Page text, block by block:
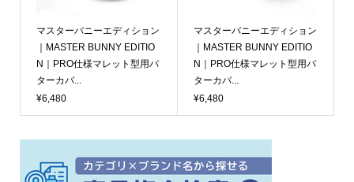
マスターバニーエディション
｜MASTER BUNNY EDITIO
N｜PRO仕様マレット型用パ
ターカバ...
¥6,480
マスターバニーエディション
｜MASTER BUNNY EDITIO
N｜PRO仕様マレット型用パ
ターカバ...
¥6,480